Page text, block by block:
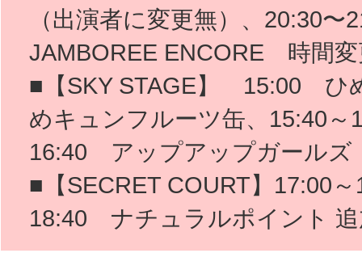
（出演者に変更無）、20:30
JAMBOREE ENCORE 時間変
■【SKY STAGE】 15:00 ひ
めキュンフルーツ缶、15:40
16:40 アップアップガールズ
■【SECRET COURT】17:00
18:40 ナチュラルポイント